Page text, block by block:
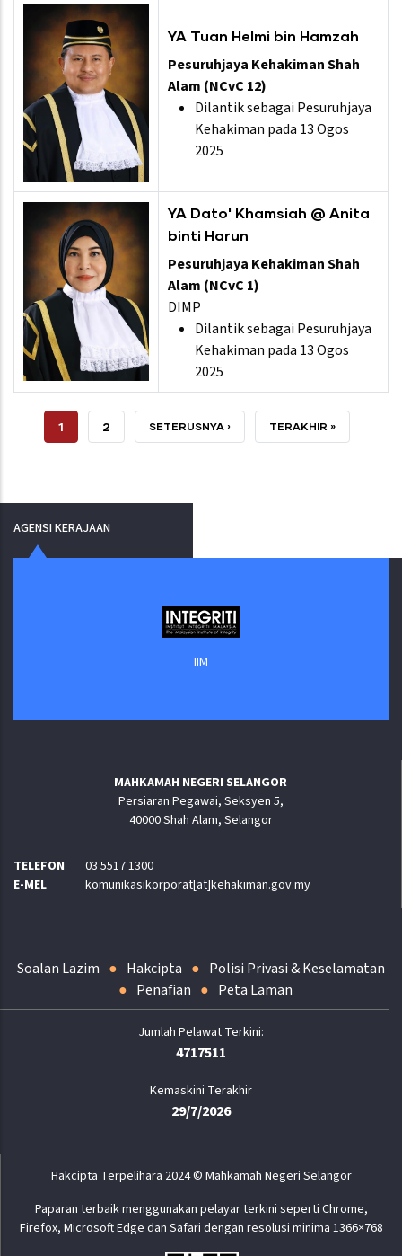
YA Tuan Helmi bin Hamzah
Pesuruhjaya Kehakiman Shah
Alam (NCvC 12)
Dilantik sebagai Pesuruhjaya
Kehakiman pada 13 Ogos
2025
YA Dato' Khamsiah @ Anita
binti Harun
Pesuruhjaya Kehakiman Shah
Alam (NCvC 1)
DIMP
Dilantik sebagai Pesuruhjaya
Kehakiman pada 13 Ogos
2025
SEMASA
1 HALAMAN
2 SETERUSNYA
SETERUSNYA › TERAKHIR
TERAKHIR »
AGENSI KERAJAAN
MAHKAMAH NEGERI SELANGOR
Persiaran Pegawai, Seksyen 5,
40000 Shah Alam, Selangor
TELEFON
03 5517 1300
E-MEL
komunikasikorporat[at]kehakiman.gov.my
Soalan Lazim Hakcipta
Polisi Privasi & Keselamatan
Penafian
Peta Laman
4717511
Kemaskini Terakhir
29/7/2026
Hakcipta Terpelihara 2024 © Mahkamah Negeri Selangor
Paparan terbaik menggunakan pelayar terkini seperti Chrome,
Firefox, Microsoft Edge dan Safari dengan resolusi minima 1366×768